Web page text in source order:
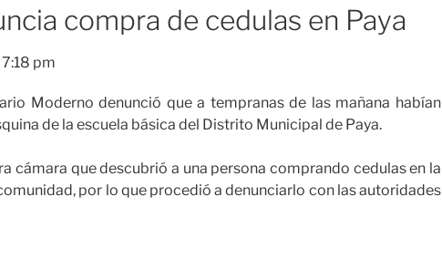
compra de cedulas en Paya
7:18 pm
Moderno denunció que a tempranas de las mañana habían
de la escuela básica del Distrito Municipal de Paya.
cámara que descubrió a una persona comprando cedulas en la
por lo que procedió a denunciarlo con las autoridades